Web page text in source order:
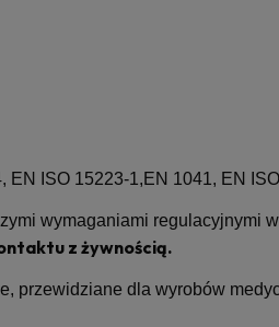
EN ISO 15223-1,EN 1041, EN
wymaganiami regulacyjnymi
z żywnością.
przewidziane dla wyrobów